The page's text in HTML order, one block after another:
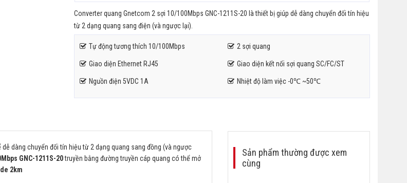
Converter quang Gnetcom 2 sợi 10/100Mbps GNC-1211S-20 là thiết bị giúp dễ dàng chuyển đối tín hiệu
từ 2 dạng quang sang điện (và ngược lại).
Tự động tương thích 10/100Mbps 2 sợi quang
Giao diện Ethernet RJ45 Giao diện kết nối sợi quang SC/FC/ST
Nguồn điện 5VDC 1A Nhiệt độ làm việc -0℃ ~50℃
dàng chuyển đối tín hiệu từ 2 dạng quang sang đồng (và ngược
GNC-1211S-20truyền bằng đường truyền cáp quang có thể mở
2km
Sản phẩm thường được xem
cùng